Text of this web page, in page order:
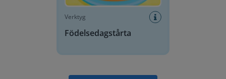
Verktyg
Födelsedagstårta